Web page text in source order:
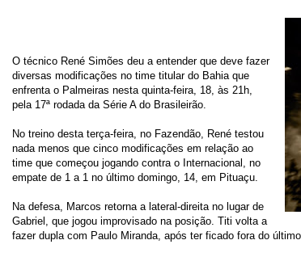
O técnico René Simões deu a entender que deve fazer
diversas modificações no time titular do Bahia que
enfrenta o Palmeiras nesta quinta-feira, 18, às 21h,
pela 17ª rodada da Série A do Brasileirão.
No treino desta terça-feira, no Fazendão, René testou
nada menos que cinco modificações em relação ao
time que começou jogando contra o Internacional, no
empate de 1 a 1 no último domingo, 14, em Pituaçu.
Na defesa, Marcos retorna a lateral-direita no lugar de
Gabriel, que jogou improvisado na posição. Titi volta a
fazer dupla com Paulo Miranda, após ter ficado fora do